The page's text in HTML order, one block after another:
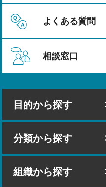
よくある質問
相談窓口
目的から探す
分類から探す
組織から探す